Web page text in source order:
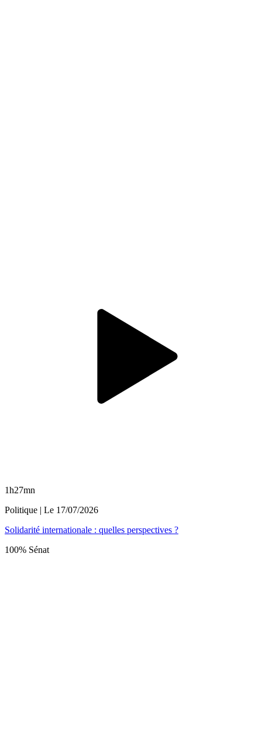
1h27mn
Politique | Le 17/07/2026
Solidarité internationale : quelles perspectives ?
100% Sénat